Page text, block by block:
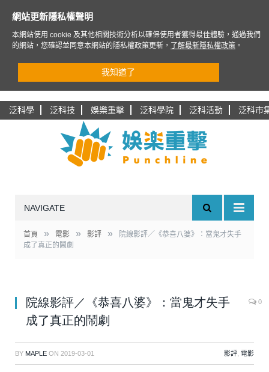
泛科學 泛科技 娛樂重擊 泛科學院 泛科活動 泛科市
NAVIGATE
首頁 » 電影 » 影評 »
院線影評／《恭喜八婆》：當鬼才失手
成了真正的鬧劇
院線影評／《恭喜八婆》：當鬼才失手
成了真正的鬧劇
0
BY MAPLE ON 2019-03-01 影評 電影
網站更新隱私權聲明
本網站使用 cookie 及其他相關技術分析以確保使用者獲得最佳體驗，通過我們
的網站，您確認並同意本網站的隱私權政策更新，
了解最新隱私權政策 。
我知道了